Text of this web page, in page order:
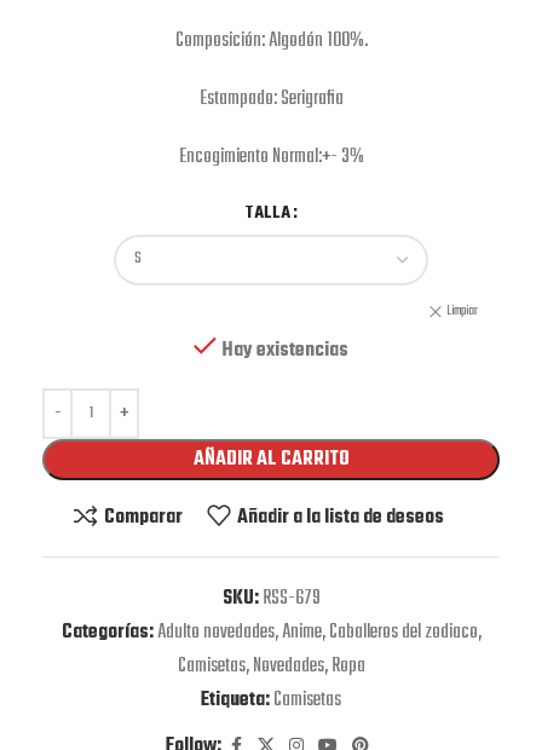
Composición: Algodón 100%.
Estampado: Serigrafia
Encogimiento Normal:+- 3%
TALLA
Limpiar
Hay existencias
AÑADIR AL CARRITO
Comparar
Añadir a la lista de deseos
SKU:RSS-679
Categorías:Adulto novedades,Anime,Caballeros del zodiaco,
Camisetas,Novedades,Ropa
Etiqueta:Camisetas